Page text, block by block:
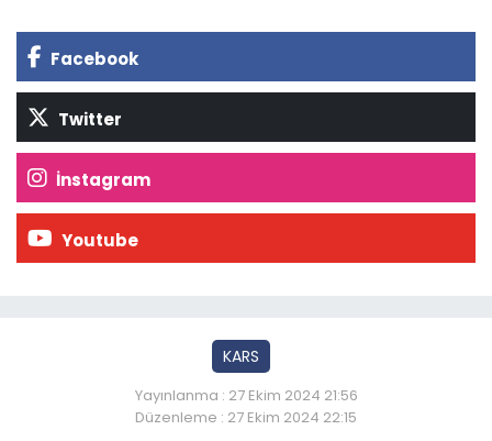
Facebook
Twitter
İnstagram
Youtube
KARS
Yayınlanma : 27 Ekim 2024 21:56
Düzenleme : 27 Ekim 2024 22:15